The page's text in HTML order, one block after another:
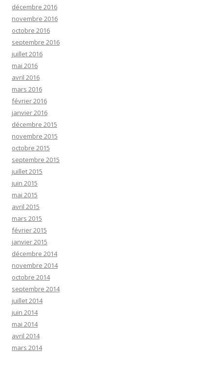
décembre 2016
novembre 2016
octobre 2016
septembre 2016
juillet 2016
mai 2016
avril 2016
mars 2016
février 2016
janvier 2016
décembre 2015
novembre 2015
octobre 2015
septembre 2015
juillet 2015
juin 2015
mai 2015
avril 2015
mars 2015
février 2015
janvier 2015
décembre 2014
novembre 2014
octobre 2014
septembre 2014
juillet 2014
juin 2014
mai 2014
avril 2014
mars 2014